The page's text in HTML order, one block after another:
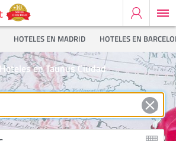
HOTELES EN MADRID HOTELES EN
Hoteles en Taunus Ciudad